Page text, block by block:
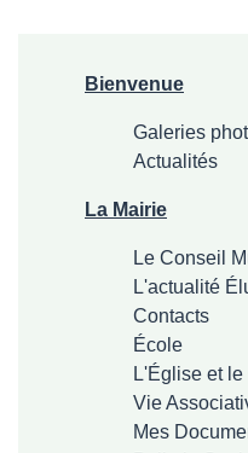
Bienvenue
Galeries
Actualités
La Mairie
Le Conseil
L'actualité
Contacts
École
L'Église et
Vie
Mes